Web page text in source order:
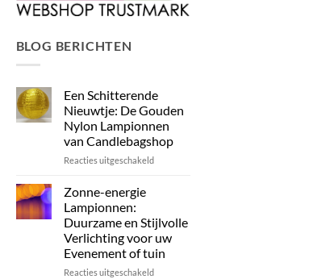
BLOG BERICHTEN
Een Schitterende
Nieuwtje: De Gouden
Nylon Lampionnen
van Candlebagshop
Reacties uitgeschakeldvoor
Gouden
Nylon
Lampionnen
van
Zonne-energie
Lampionnen:
Duurzame en Stijlvolle
Verlichting voor uw
Evenement of tuin
Reacties uitgeschakeldvoor